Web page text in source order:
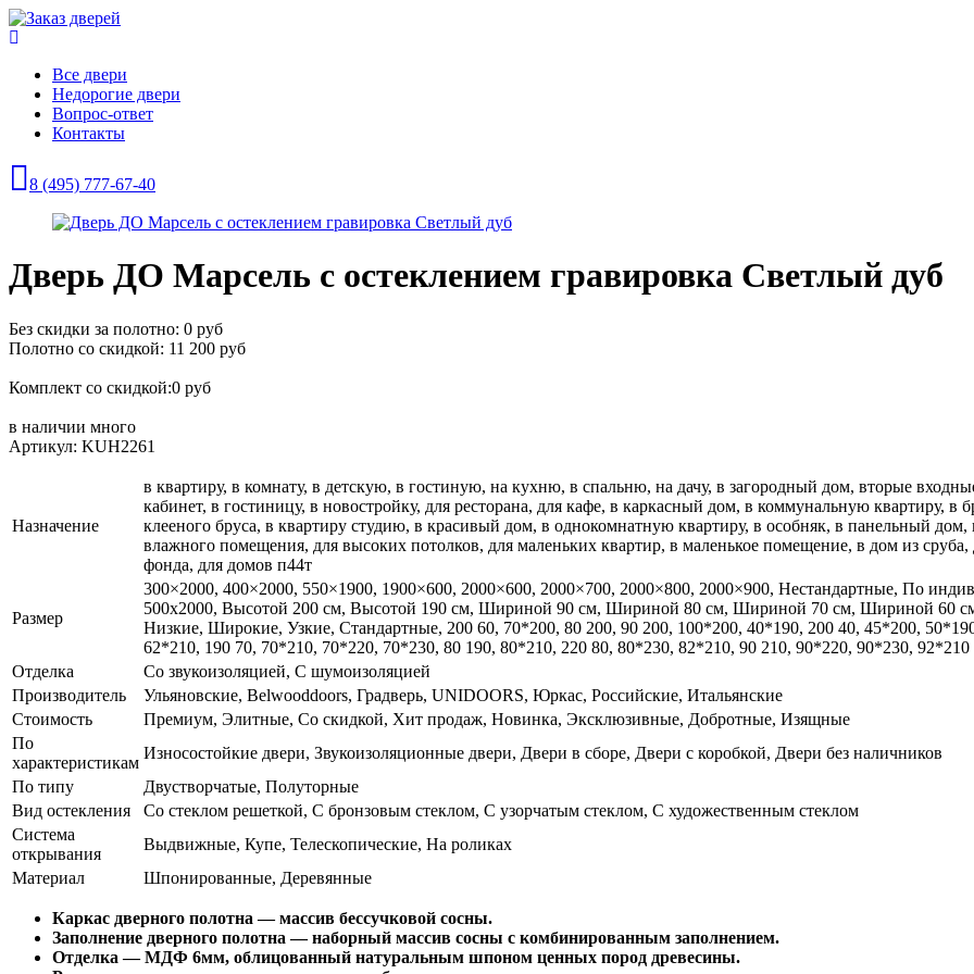
Все двери
Недорогие двери
Вопрос-ответ
Контакты
8 (495) 777-67-40
Дверь ДО Марсель с остеклением гравировка Светлый дуб
Без скидки за полотно: 0 руб
Полотно со скидкой: 11 200 руб
Комплект со скидкой:0 руб
в наличии много
Артикул: KUH2261
Назначение
в квартиру, в комнату, в детскую, в гостиную, на кухню, в спальню, на дачу, в загородный дом, вторые
кабинет, в гостиницу, в новостройку, для ресторана, для кафе, в каркасный дом, в коммунальную квартиру,
клееного бруса, в квартиру студию, в красивый дом, в однокомнатную квартиру, в особняк, в панельный
влажного помещения, для высоких потолков, для маленьких квартир, в маленькое помещение, в дом из
фонда, для домов п44т
Размер
300×2000, 400×2000, 550×1900, 1900×600, 2000×600, 2000×700, 2000×800, 2000×900, Нестандартные, По
500x2000, Высотой 200 см, Высотой 190 см, Шириной 90 см, Шириной 80 см, Шириной 70 см, Шириной 60
Низкие, Широкие, Узкие, Стандартные, 200 60, 70*200, 80 200, 90 200, 100*200, 40*190, 200 40, 45*200,
62*210, 190 70, 70*210, 70*220, 70*230, 80 190, 80*210, 220 80, 80*230, 82*210, 90 210, 90*220, 90*230, 92*210
Отделка
Со звукоизоляцией, С шумоизоляцией
Производитель
Ульяновские, Belwooddoors, Градверь, UNIDOORS, Юркас, Российские, Итальянские
Стоимость
Премиум, Элитные, Со скидкой, Хит продаж, Новинка, Эксклюзивные, Добротные, Изящные
По
характеристикам
Износостойкие двери, Звукоизоляционные двери, Двери в сборе, Двери с коробкой, Двери без наличников
По типу
Двустворчатые, Полуторные
Вид остекления
Со стеклом решеткой, С бронзовым стеклом, С узорчатым стеклом, С художественным стеклом
Система
открывания
Выдвижные, Купе, Телескопические, На роликах
Материал
Шпонированные, Деревянные
Каркас дверного полотна — массив бессучковой сосны.
Заполнение дверного полотна — наборный массив сосны с комбинированным заполнением.
Отделка — МДФ 6мм, облицованный натуральным шпоном ценных пород древесины.